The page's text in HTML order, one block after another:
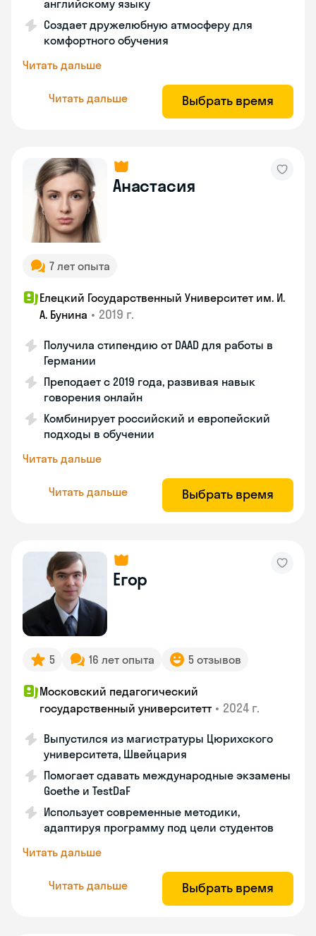
английскому языку
Создает дружелюбную атмосферу для
комфортного обучения
Читать дальше
Читать дальше Выбрать время
Анастасия
7 лет опыта
Елецкий Государственный Университет им. И.
А. Бунина • 2019 г.
Получила стипендию от DAAD для работы в
Германии
Преподает с 2019 года, развивая навык
говорения онлайн
Комбинирует российский и европейский
подходы в обучении
Читать дальше
Читать дальше Выбрать время
Егор
5 16 лет опыта 5 отзывов
Московский педагогический
государственный университетт • 2024 г.
Выпустился из магистратуры Цюрихского
университета, Швейцария
Помогает сдавать международные экзамены
Goethe и TestDaF
Использует современные методики,
адаптируя программу под цели студентов
Читать дальше
Читать дальше Выбрать время